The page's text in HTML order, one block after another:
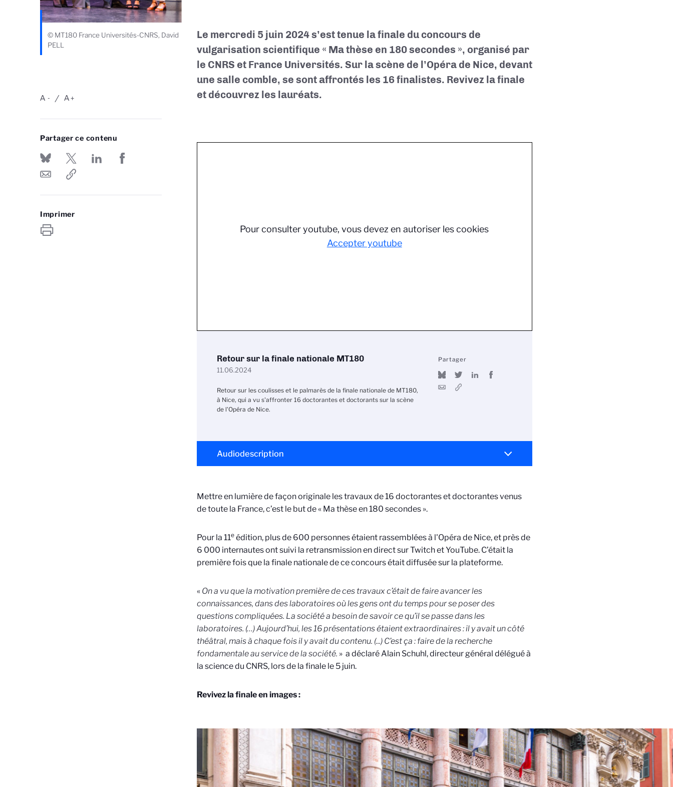
© MT180 France Universités-CNRS, David
PELL
-
A +
A
Partager ce contenu
Imprimer
Le mercredi 5 juin 2024 s’est tenue la finale du concours de
vulgarisation scientifique « Ma thèse en 180 secondes », organisé par
le CNRS et France Universités. Sur la scène de l’Opéra de Nice, devant
une salle comble, se sont affrontés les 16 finalistes. Revivez la finale
et découvrez les lauréats.
Pour consulter youtube, vous devez en autoriser les cookies
Accepter youtube
Retour sur la finale nationale MT180
11.06.2024
Retour sur les coulisses et le palmarès de la finale nationale de MT180,
à Nice, qui a vu s'affronter 16 doctorantes et doctorants sur la scène
de l'Opéra de Nice.
Partager
Audiodescription
Mettre en lumière de façon originale les travaux de 16 doctorantes et doctorantes venus
de toute la France, c’est le but de « Ma thèse en 180 secondes ».
Pour la 11eédition, plus de 600 personnes étaient rassemblées à l'Opéra de Nice, et près de
6 000 internautes ont suivi la retransmission en direct sur Twitch et YouTube. C’était la
première fois que la finale nationale de ce concours était diffusée sur la plateforme.
« On a vu que la motivation première de ces travaux c’était de faire avancer les
connaissances, dans des laboratoires où les gens ont du temps pour se poser des
questions compliquées. La société a besoin de savoir ce qu’il se passe dans les
laboratoires. (…) Aujourd’hui, les 16 présentations étaient extraordinaires : il y avait un côté
théâtral, mais à chaque fois il y avait du contenu. (...) C’est ça : faire de la recherche
fondamentale au service de la société. » a déclaré Alain Schuhl, directeur général délégué à
la science du CNRS, lors de la finale le 5 juin.
Revivez la finale en images :